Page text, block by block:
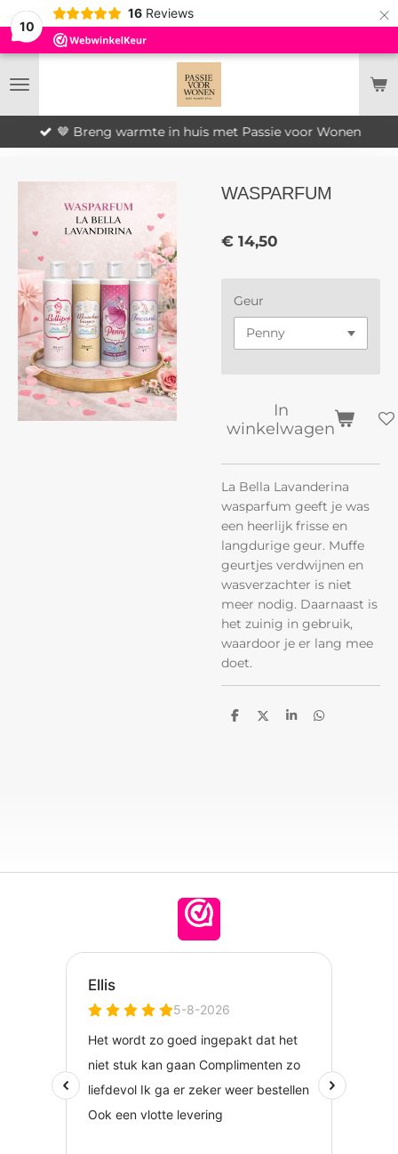
10
16 Reviews ×
🤎 Breng warmte in huis met Passie voor Wonen
WASPARFUM
€ 14,50
Geur
In
winkelwagen
La Bella Lavanderina
wasparfum geeft je was
een heerlijk frisse en
langdurige geur. Muffe
geurtjes verdwijnen en
wasverzachter is niet
meer nodig. Daarnaast is
het zuinig in gebruik,
waardoor je er lang mee
doet.
D
D
S
D